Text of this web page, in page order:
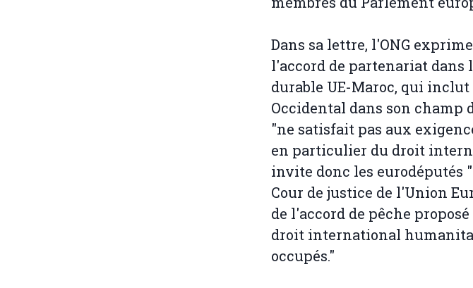
Dans sa lettre, l'ONG
l'accord de partenariat dans
durable UE-Maroc, qui inclut
Occidental dans son
"ne satisfait pas aux
en particulier du droit
invite donc les eurodéputés
Cour de justice de l'Union
de l'accord de pêche
droit international
occupés."